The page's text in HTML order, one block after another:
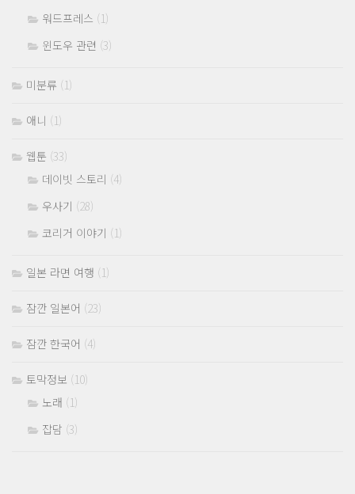
워드프레스 (1)
윈도우 관련 (3)
미분류 (1)
애니 (1)
웹툰 (33)
데이빗 스토리 (4)
우사기 (28)
코리거 이야기 (1)
일본 라면 여행 (1)
잠깐 일본어 (23)
잠깐 한국어 (4)
토막정보 (10)
노래 (1)
잡담 (3)